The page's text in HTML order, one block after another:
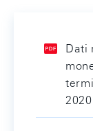
Dati
2020